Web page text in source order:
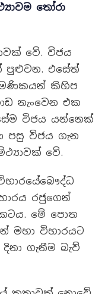
තෝරා
වේ. විජය
පුළුවන. එසේත්
කිහිප
නැංවෙන එක
විජය යන්නෙක්
පසු විජය ගැන
වේ.
රජුගෙන්
මේ පොත
මහා විහාරයට
ගැනීම බැව්